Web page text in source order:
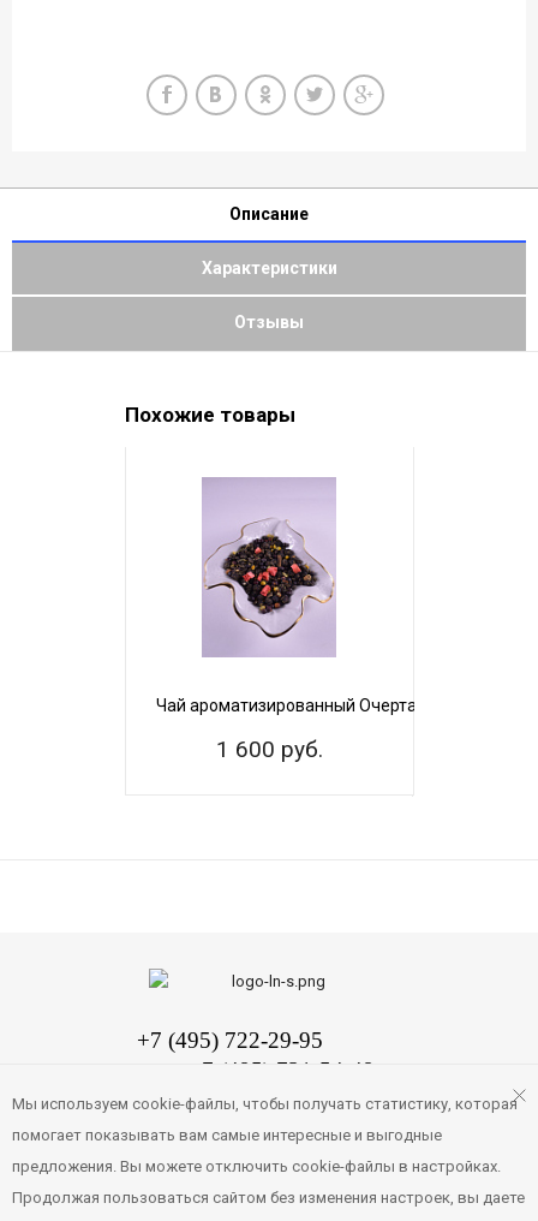
Описание
Характеристики
Отзывы
Похожие товары
Чай ароматизированный Очертание, 500 гр.
1 600 руб.
Чай ароматизированный Сказки Персии, 500 гр.
1 500 руб.
+7 (495) 722-29-95
+7 (495) 721-54-49
Заказать обратный звонок
Мы используем cookie-файлы, чтобы получать статистику, которая
помогает показывать вам самые интересные и выгодные
предложения. Вы можете отключить cookie-файлы в настройках.
Продолжая пользоваться сайтом без изменения настроек, вы даете